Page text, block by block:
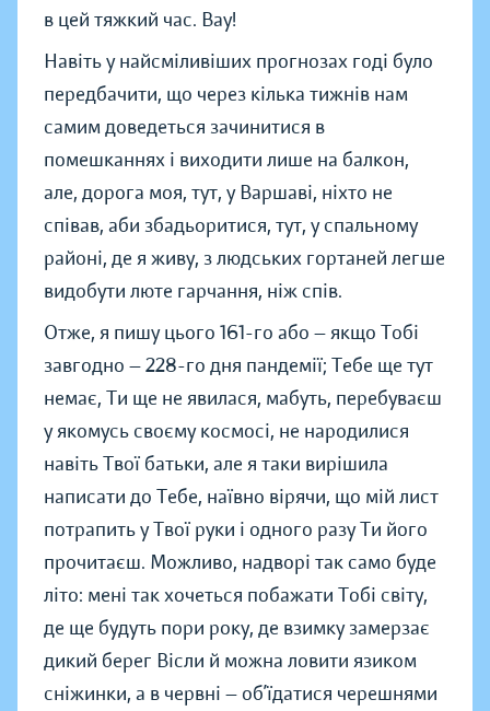
в цей тяжкий час. Вау!
Навіть у найсміливіших прогнозах годі було
передбачити, що через кілька тижнів нам
самим доведеться зачинитися в
помешканнях і виходити лише на балкон,
але, дорога моя, тут, у Варшаві, ніхто не
співав, аби збадьоритися, тут, у спальному
районі, де я живу, з людських гортаней легше
видобути люте гарчання, ніж спів.
Отже, я пишу цього 161-го або — якщо Тобі
завгодно — 228-го дня пандемії; Тебе ще тут
немає, Ти ще не явилася, мабуть, перебуваєш
у якомусь своєму космосі, не народилися
навіть Твої батьки, але я таки вирішила
написати до Тебе, наївно вірячи, що мій лист
потрапить у Твої руки і одного разу Ти його
прочитаєш. Можливо, надворі так само буде
літо: мені так хочеться побажати Тобі світу,
де ще будуть пори року, де взимку замерзає
дикий берег Вісли й можна ловити язиком
сніжинки, а в червні — об’їдатися черешнями